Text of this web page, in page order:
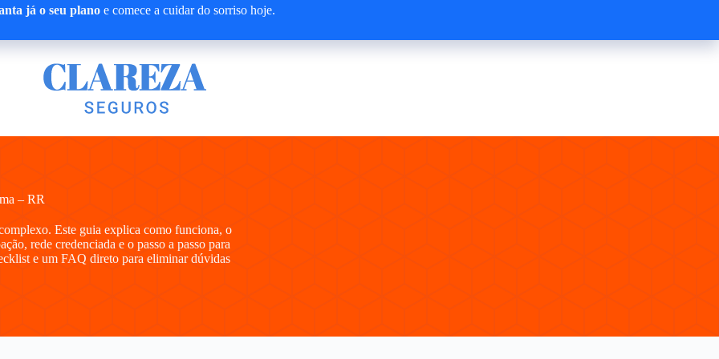
já o seu planoe comece a cuidar do sorriso hoje.
– RR
Este guia explica como funciona, o
rede credenciada e o passo a passo para
e um FAQ direto para eliminar dúvidas